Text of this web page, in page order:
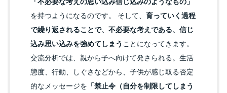
を持つようになるのです。 そして、 育っていく過程
で繰り返されることで、不必要な考えである、信じ
込み思い込みを強めてしまう ことになってきます。
交流分析では、親から子へ向けて発さられる。生活
態度、行動、しぐさなどから、子供が感じ取る否定
的なメッセージを 「禁止令（自分を制限してしまう